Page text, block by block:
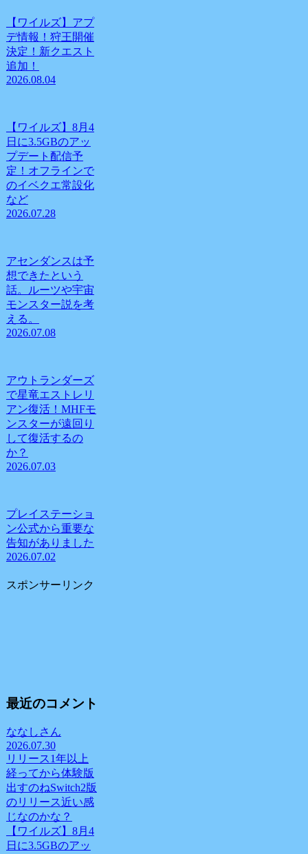
【ワイルズ】アプ
デ情報！狩王開催
決定！新クエスト
追加！
2026.08.04
【ワイルズ】8月4
日に3.5GBのアッ
プデート配信予
定！オフラインで
のイベクエ常設化
など
2026.07.28
アセンダンスは予
想できたという
話。ルーツや宇宙
モンスター説を考
える。
2026.07.08
アウトランダーズ
で星竜エストレリ
アン復活！MHFモ
ンスターが遠回り
して復活するの
か？
2026.07.03
プレイステーショ
ン公式から重要な
告知がありました
2026.07.02
スポンサーリンク
最近のコメント
ななしさん
2026.07.30
リリース1年以上
経ってから体験版
出すのねSwitch2版
のリリース近い感
じなのかな？
【ワイルズ】8月4
日に3.5GBのアッ